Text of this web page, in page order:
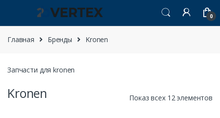
Перейти к навигации
перейти к содержанию
0
Главная Бренды Kronen
Запчасти для kronen
Kronen Показ всех 12 элементов